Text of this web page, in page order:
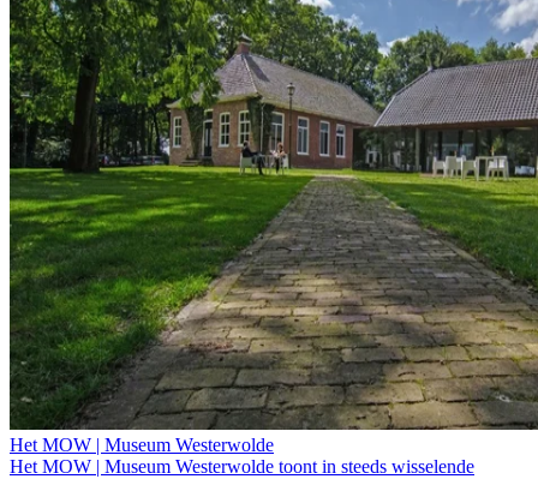
Het MOW | Museum Westerwolde
Het MOW | Museum Westerwolde toont in steeds wisselende